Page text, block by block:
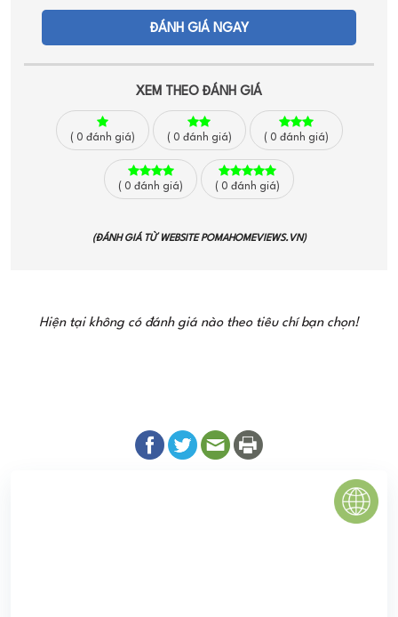
ĐÁNH GIÁ NGAY
XEM THEO ĐÁNH GIÁ
( 0 đánh giá) ( 0 đánh giá) ( 0 đánh giá)
( 0 đánh giá) ( 0 đánh giá)
(ĐÁNH GIÁ TỪ WEBSITEPOMAHOMEVIEWS.VN)
Hiện tại không có đánh giá nào theo tiêu chí bạn chọn!